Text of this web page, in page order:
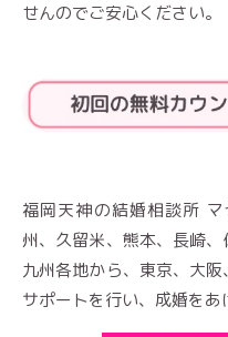
せんのでご安心ください。
福岡天神の結婚相談所
州、久留米、熊本、長崎
九州各地から、東京、大
サポートを行い、成婚をあ